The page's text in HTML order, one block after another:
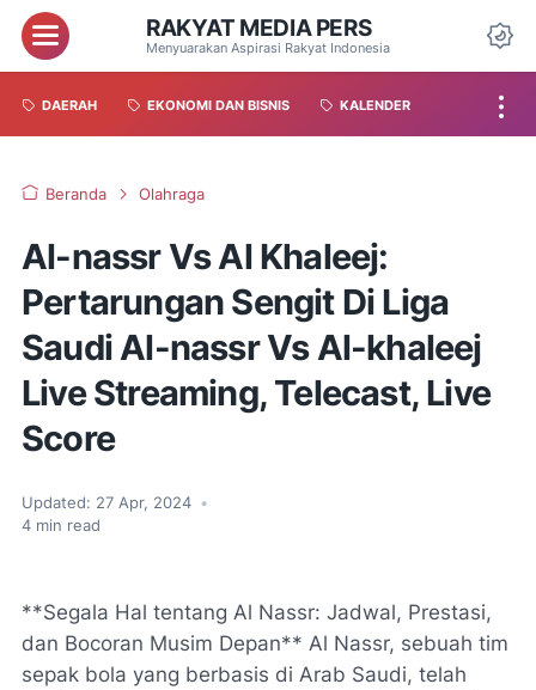
RAKYAT MEDIA PERS
Menyuarakan Aspirasi Rakyat Indonesia
DAERAH EKONOMI DAN BISNIS KALENDER
Beranda Olahraga
Al-nassr Vs Al Khaleej:
Pertarungan Sengit Di Liga
Saudi Al-nassr Vs Al-khaleej
Live Streaming, Telecast, Live
Score
Updated: 27 Apr, 2024 •
4 min read
**Segala Hal tentang Al Nassr: Jadwal, Prestasi,
dan Bocoran Musim Depan** Al Nassr, sebuah tim
sepak bola yang berbasis di Arab Saudi, telah